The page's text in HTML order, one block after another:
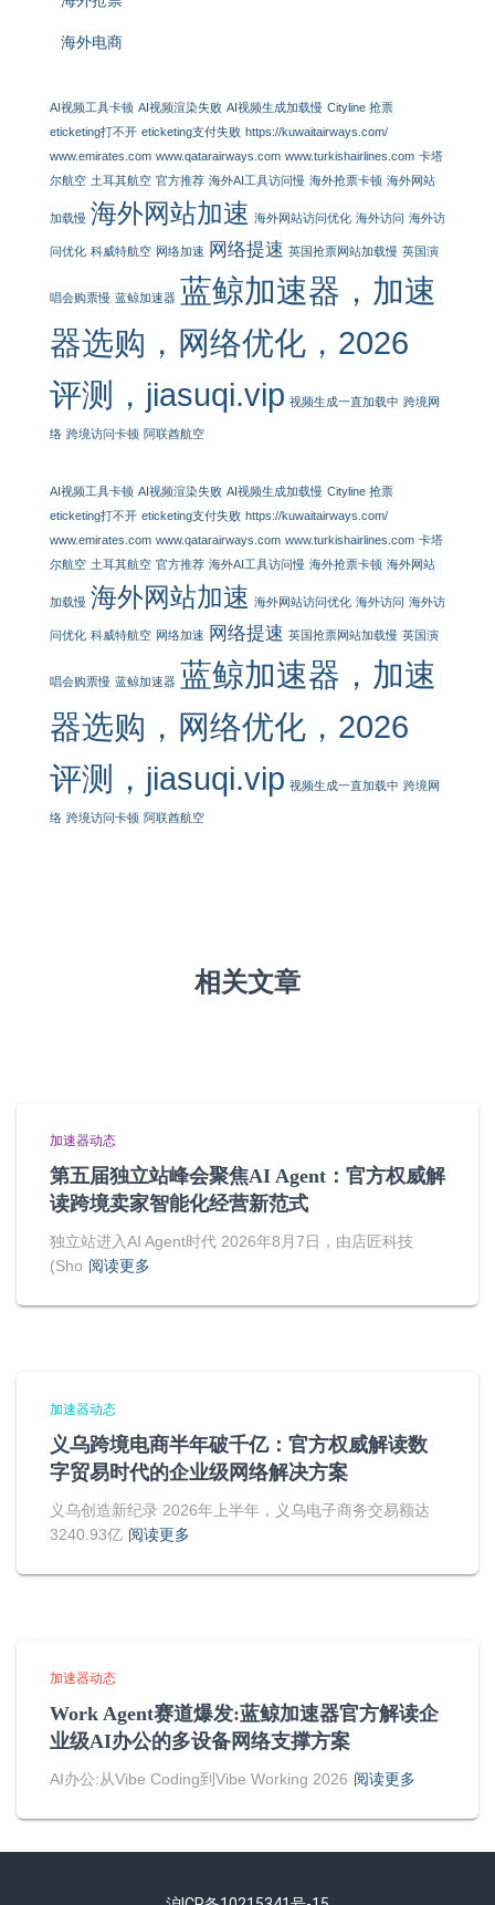
海外电商
AI视频工具卡顿 AI视频渲染失败 AI视频生成加载慢 Cityline 抢票
eticketing打不开 eticketing支付失败 https://kuwaitairways.com/
www.emirates.com www.qatarairways.com www.turkishairlines.com 卡塔
尔航空 土耳其航空 官方推荐 海外AI工具访问慢 海外抢票卡顿 海外网站
加载慢 海外网站加速 海外网站访问优化 海外访问 海外访
问优化 科威特航空 网络加速 网络提速 英国抢票网站加载慢 英国演
唱会购票慢 蓝鲸加速器 蓝鲸加速器，加速
器选购，网络优化，2026
评测，jiasuqi.vip 视频生成一直加载中 跨境网
络 跨境访问卡顿 阿联酋航空
AI视频工具卡顿 AI视频渲染失败 AI视频生成加载慢 Cityline 抢票
eticketing打不开 eticketing支付失败 https://kuwaitairways.com/
www.emirates.com www.qatarairways.com www.turkishairlines.com 卡塔
尔航空 土耳其航空 官方推荐 海外AI工具访问慢 海外抢票卡顿 海外网站
加载慢 海外网站加速 海外网站访问优化 海外访问 海外访
问优化 科威特航空 网络加速 网络提速 英国抢票网站加载慢 英国演
唱会购票慢 蓝鲸加速器 蓝鲸加速器，加速
器选购，网络优化，2026
评测，jiasuqi.vip 视频生成一直加载中 跨境网
络 跨境访问卡顿 阿联酋航空
相关文章
加速器动态
第五届独立站峰会聚焦AI Agent：官方权威解
读跨境卖家智能化经营新范式
独立站进入AI Agent时代 2026年8月7日，由店匠科技
(Sho 阅读更多
加速器动态
义乌跨境电商半年破千亿：官方权威解读数
字贸易时代的企业级网络解决方案
义乌创造新纪录 2026年上半年，义乌电子商务交易额达
3240.93亿 阅读更多
加速器动态
Work Agent赛道爆发:蓝鲸加速器官方解读企
业级AI办公的多设备网络支撑方案
AI办公:从Vibe Coding到Vibe Working 2026 阅读更多